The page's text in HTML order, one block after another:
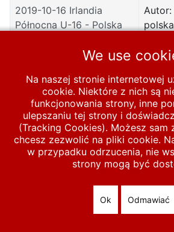
2019-10-16 Irlandia
Północna U-16 - Polska
Autor:
Start MECZE U-16 2011-
© 2026 polska-pilka.pl| Tanie strony
Reserved
We use
Na naszej stronie internetowej
cookie. Niektóre z nich są
funkcjonowania strony, inne
ulepszaniu tej strony i
(Tracking Cookies). Możesz sam
chcesz zezwolić na pliki cookie.
w przypadku odrzucenia, nie
strony mogą być
Ok Odmawiać